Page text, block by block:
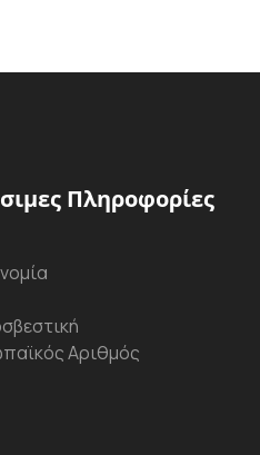
Πληροφορίες
Αριθμός